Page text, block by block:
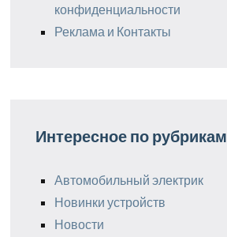
конфиденциальности
Реклама и Контакты
Интересное по рубрикам
Автомобильный электрик
Новинки устройств
Новости